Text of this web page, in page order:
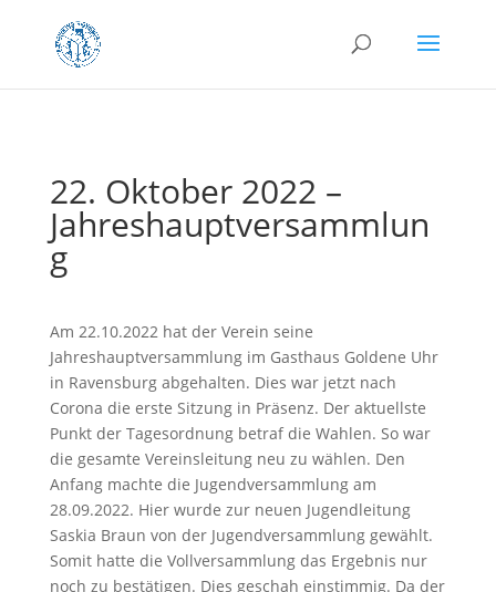
22. Oktober 2022 –
Jahreshauptversammlun
g
Am 22.10.2022 hat der Verein seine
Jahreshauptversammlung im Gasthaus Goldene Uhr
in Ravensburg abgehalten. Dies war jetzt nach
Corona die erste Sitzung in Präsenz. Der aktuellste
Punkt der Tagesordnung betraf die Wahlen. So war
die gesamte Vereinsleitung neu zu wählen. Den
Anfang machte die Jugendversammlung am
28.09.2022. Hier wurde zur neuen Jugendleitung
Saskia Braun von der Jugendversammlung gewählt.
Somit hatte die Vollversammlung das Ergebnis nur
noch zu bestätigen. Dies geschah einstimmig. Da der